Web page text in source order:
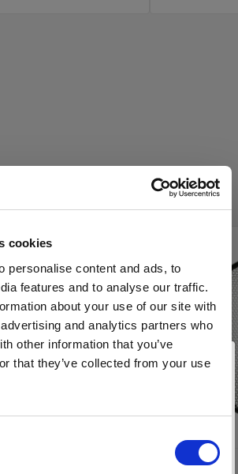
cookies
personalise content and ads, to
features and to analyse our traffic.
about your use of our site with
and analytics partners who
other information that you’ve
that they’ve collected from your use
à jour votre emplacement ?
NIDS D’ABEILLES